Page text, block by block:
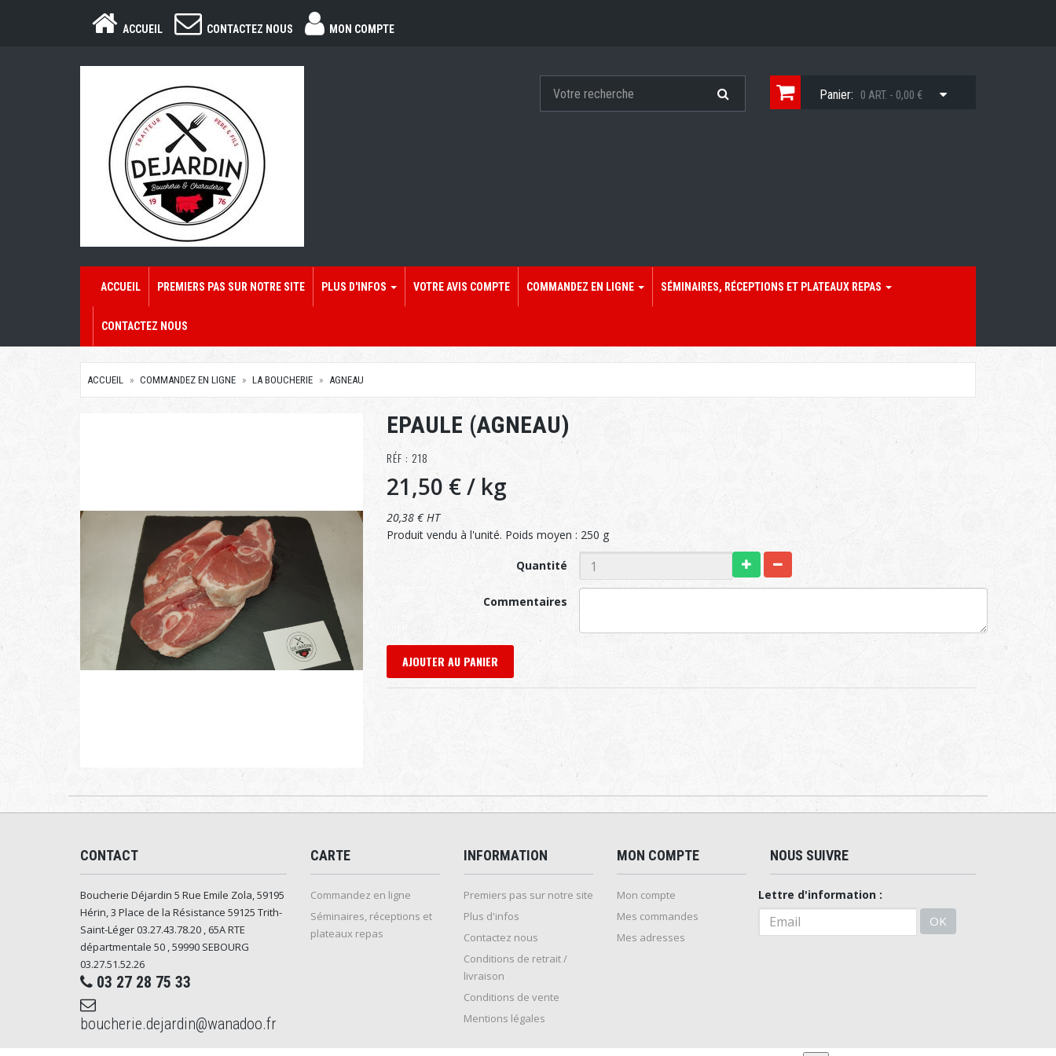
ACCUEIL CONTACTEZ NOUS MON COMPTE
Panier: 0 ART. - 0,00 €
ACCUEIL PREMIERS PAS SUR NOTRE SITE PLUS D'INFOS VOTRE AVIS COMPTE COMMANDEZ EN LIGNE SÉMINAIRES, RÉCEPTIONS ET PLATEAUX REPAS
CONTACTEZ NOUS
ACCUEIL COMMANDEZ EN LIGNE LA BOUCHERIE AGNEAU
EPAULE (AGNEAU)
RÉF : 218
21,50 €/ kg
20,38 € HT
Produit vendu à l'unité. Poids moyen : 250 g
Quantité
Commentaires
AJOUTER AU PANIER
CONTACT
Boucherie Déjardin 5 Rue Emile Zola, 59195
Hérin, 3 Place de la Résistance 59125 Trith-
Saint-Léger 03.27.43.78.20 , 65A RTE
départmentale 50 , 59990 SEBOURG
03.27.51.52.26
03 27 28 75 33
boucherie.dejardin@wanadoo.fr
CARTE
Commandez en ligne
Séminaires, réceptions et
plateaux repas
INFORMATION
Premiers pas sur notre site
Plus d'infos
Contactez nous
Conditions de retrait /
livraison
Conditions de vente
Mentions légales
MON COMPTE
Mon compte
Mes commandes
Mes adresses
NOUS SUIVRE
Lettre d'information :
OK